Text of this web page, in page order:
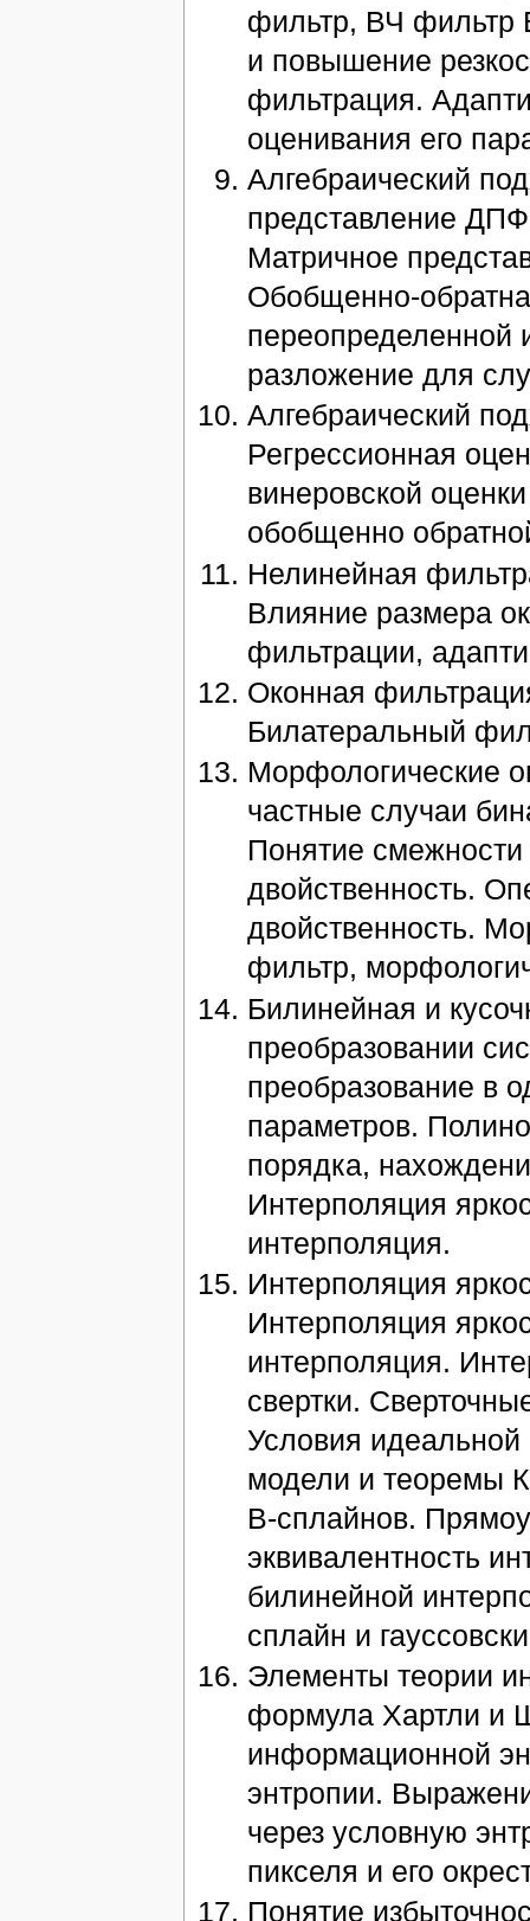
фильтр, ВЧ фильтр
и повышение
фильтрация.
оценивания его
Алгебраический
представление
Матричное
Обобщенно-
переопределенной
разложение для
Алгебраический
Регрессионная
винеровской
обобщенно
Нелинейная
Влияние размера
фильтрации,
Оконная
Билатеральный
Морфологические
частные случаи
Понятие смежности
двойственность.
двойственность.
фильтр,
Билинейная и
преобразовании
преобразование в
параметров.
порядка,
Интерполяция
интерполяция.
Интерполяция
Интерполяция
интерполяция.
свертки.
Условия идеальной
модели и теоремы
В-cплайнов.
эквивалентность
билинейной
сплайн и
Элементы теории
формула Хартли и
информационной
энтропии.
через условную
пикселя и его
Понятие